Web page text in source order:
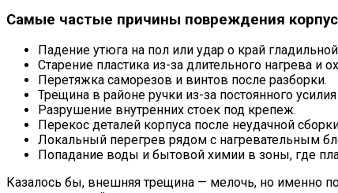
Самые частые причины повреждения
Падение утюга на пол или удар о край
Старение пластика из-за длительного нагрева и
Перетяжка саморезов и винтов после разборки.
Трещина в районе ручки из-за постоянного
Разрушение внутренних стоек под крепеж.
Перекос деталей корпуса после неудачной
Локальный перегрев рядом с нагревательным
Попадание воды и бытовой химии в зоны, где
Казалось бы, внешняя трещина — мелочь, но именно по